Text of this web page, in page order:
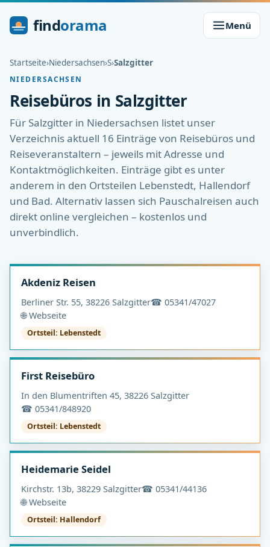
findorama Menü
Startseite›Niedersachsen›S›Salzgitter
NIEDERSACHSEN
Reisebüros in Salzgitter
Für Salzgitter in Niedersachsen listet unser
Verzeichnis aktuell 16 Einträge von Reisebüros und
Reiseveranstaltern – jeweils mit Adresse und
Kontaktmöglichkeiten. Einträge gibt es unter
anderem in den Ortsteilen Lebenstedt, Hallendorf
und Bad. Alternativ lassen sich Pauschalreisen auch
direkt online vergleichen – kostenlos und
unverbindlich.
Akdeniz Reisen
Berliner Str. 55, 38226 Salzgitter☎ 05341/47027
🌐 Webseite
Ortsteil: Lebenstedt
First Reisebüro
In den Blumentriften 45, 38226 Salzgitter
☎ 05341/848920
Ortsteil: Lebenstedt
Heidemarie Seidel
Kirchstr. 13b, 38229 Salzgitter☎ 05341/44136
🌐 Webseite
Ortsteil: Hallendorf